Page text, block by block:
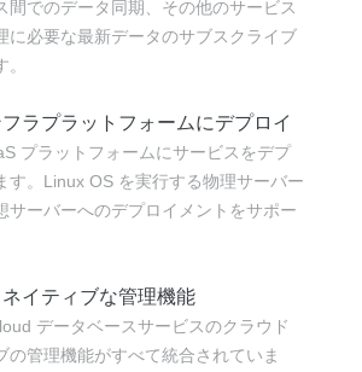
間でのデータ同期、その他のサービス
に必要な最新データのサブスクライブ
ラプラットフォームにデプロイ
プラットフォームにサービスをデプ
す。Linux OS を実行する物理サーバー
サーバーへのデプロイメントをサポー
イティブな管理機能
データベースサービスのクラウド
の管理機能がすべて統合されていま